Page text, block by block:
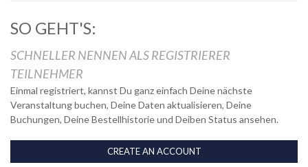
SO GEHT'S:
SCHNELLER NENNEN ALS REGISTRIERER
TEILNEHMER
Einmal registriert, kannst Du ganz einfach Deine nächste
Veranstaltung buchen, Deine Daten aktualisieren, Deine
Buchungen, Deine Bestellhistorie und Deiben Status ansehen.
CREATE AN ACCOUNT